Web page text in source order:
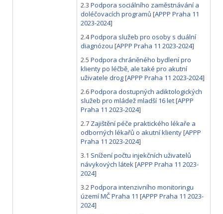
2.3 Podpora sociálního zaměstnávání a
doléčovacích programů [APPP Praha 11
2023-2024]
2.4Podpora služeb pro osoby s duální
diagnózou [APPP Praha 11 2023-2024]
2.5 Podpora chráněného bydlení pro
klienty po léčbě, ale také pro akutní
uživatele drog[APPP Praha 11 2023-2024]
2.6Podpora dostupných adiktologických
služeb pro mládež mladší 16 let[APPP
Praha 11 2023-2024]
2.7 Zajištění péče praktického lékaře a
odborných lékařů o akutní klienty[APPP
Praha 11 2023-2024]
3.1 Snížení počtu injekčních uživatelů
návykových látek[APPP Praha 11 2023-
2024]
3.2Podpora intenzivního monitoringu
území MČ Praha 11 [APPP Praha 11 2023-
2024]